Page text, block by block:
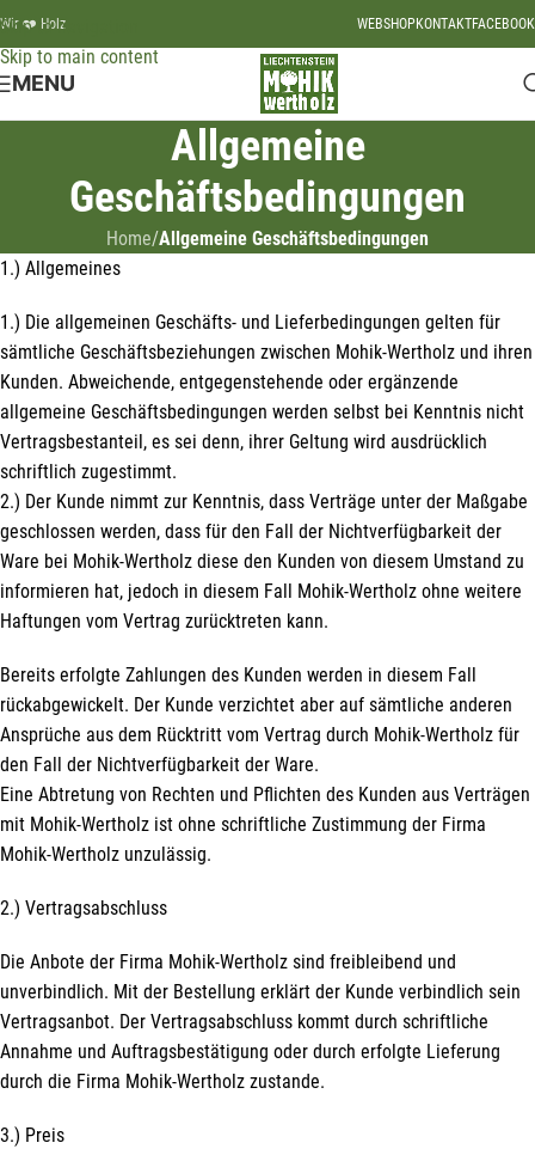
Skip to navigation
Skip to main content
Wir ❤️ Holz WEBSHOPKONTAKTFACEBOOK
MENU
Allgemeine
Geschäftsbedingungen
Home/Allgemeine Geschäftsbedingungen
1.) Allgemeines
1.) Die allgemeinen Geschäfts- und Lieferbedingungen gelten für
sämtliche Geschäftsbeziehungen zwischen Mohik-Wertholz und ihren
Kunden. Abweichende, entgegenstehende oder ergänzende
allgemeine Geschäftsbedingungen werden selbst bei Kenntnis nicht
Vertragsbestanteil, es sei denn, ihrer Geltung wird ausdrücklich
schriftlich zugestimmt.
2.) Der Kunde nimmt zur Kenntnis, dass Verträge unter der Maßgabe
geschlossen werden, dass für den Fall der Nichtverfügbarkeit der
Ware bei Mohik-Wertholz diese den Kunden von diesem Umstand zu
informieren hat, jedoch in diesem Fall Mohik-Wertholz ohne weitere
Haftungen vom Vertrag zurücktreten kann.
Bereits erfolgte Zahlungen des Kunden werden in diesem Fall
rückabgewickelt. Der Kunde verzichtet aber auf sämtliche anderen
Ansprüche aus dem Rücktritt vom Vertrag durch Mohik-Wertholz für
den Fall der Nichtverfügbarkeit der Ware.
Eine Abtretung von Rechten und Pflichten des Kunden aus Verträgen
mit Mohik-Wertholz ist ohne schriftliche Zustimmung der Firma
Mohik-Wertholz unzulässig.
2.) Vertragsabschluss
Die Anbote der Firma Mohik-Wertholz sind freibleibend und
unverbindlich. Mit der Bestellung erklärt der Kunde verbindlich sein
Vertragsanbot. Der Vertragsabschluss kommt durch schriftliche
Annahme und Auftragsbestätigung oder durch erfolgte Lieferung
durch die Firma Mohik-Wertholz zustande.
3.) Preis